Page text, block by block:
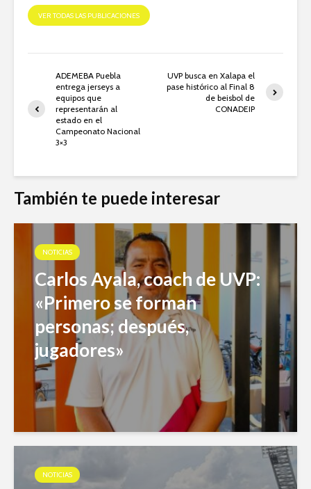
VER TODAS LAS PUBLICACIONES
ADEMEBA Puebla
entrega jerseys a
equipos que
representarán al
estado en el
Campeonato Nacional
3×3
UVP busca en Xalapa el
pase histórico al Final 8
de beisbol de
CONADEIP
También te puede interesar
NOTICIAS
Carlos Ayala, coach de UVP:
«Primero se forman
personas; después,
jugadores»
NOTICIAS